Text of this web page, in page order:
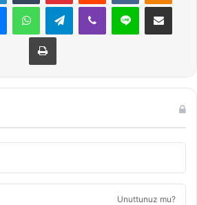
MessengerWhatsAppTelegramViber Line E-Posta ile
Yazdır
Unuttunuz mu?